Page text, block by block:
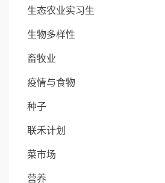
生态农业实习生
生物多样性
畜牧业
疫情与食物
种子
联禾计划
菜市场
营养